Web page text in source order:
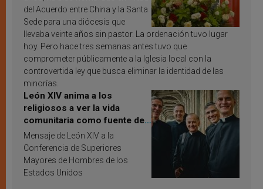
del Acuerdo entre China y la Santa
Sede para una diócesis que
llevaba veinte años sin pastor. La ordenación tuvo lugar
hoy. Pero hace tres semanas antes tuvo que
comprometer públicamente a la Iglesia local con la
controvertida ley que busca eliminar la identidad de las
minorías.
León XIV anima a los
religiosos a ver la vida
comunitaria como fuente de
inspiración y santificación
Mensaje de León XIV a la
Conferencia de Superiores
Mayores de Hombres de los
Estados Unidos